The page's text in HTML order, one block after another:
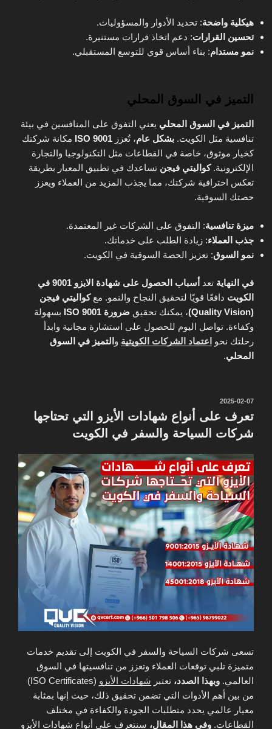
هيكلية واضحة: تحديد الأدوار والمسؤوليات.
تحسين القرارات: دعم اتخاذ قرارات مستنيرة.
نمو مستدام: بناء أساس قوي للتوسع المستقبلي.
التميز في السوق المحلي
التميز في السوق المحلي يعني التفوق على المنافسين في بيئة
تنافسية مثل الكويت. بشكل عام، تُعزز ISO 9001 مكانة شركتك
كخيار موثوق، خاصة في القطاعات مثل التكنولوجيا والتجارة
الإلكترونية.كواليتي فيجن تساعدك في تطبيق المعيار بطريقة
تعكس احترافية شركتك، مما يجذب المزيد من العملاء ويعزز
حصتك السوقية.
ميزة تنافسية: التفوق على الشركات غير المعتمدة.
جذب العملاء: زيادة الطلب على خدماتك.
نمو السوق: تعزيز الحصة السوقية في الكويت.
في النهاية تعد
أسباب الحصول على شهادة الايزو 9001 في
الكويت دافعًا قويًا لتحقيق النجاح والنمو. معكواليتي فيجن
(Quality Vision)
، يمكنك تحقيق ضرورة ISO 9001
بسهولة
وكفاءة. تواصل اليوم للحصول على استشارة مجانية وابدأ
رحلتك نحو اعتماد الشركات الكويتية و التميز في السوق
المحلي.
نُشر
2025-02-07
تعرف على أنواع شهادات الأيزو التي تحتاجها
شركات السياحة والسفر في الكويت
تسعى شركات السياحة والسفر في الكويت إلى تقديم خدمات
متميزة تلبي توقعات العملاء وتعزز من تنافسيتها في السوق
العالمي. وبهذا الصدد، تعتبر شهادات الأيزو
(ISO Certificates)
من بين أهم الأدوات التي تضمن تحقيق ذلك، حيث إنها بمثابة
معيار عالمي يحدد متطلبات الجودة والكفاءة في مختلف
القطاعات. وفي هذا المقال، سنتعرف على أنواع شهادات الأيزو